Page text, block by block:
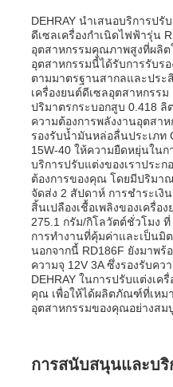
DEHRAY นำเสนอบริการป
ดีเซลเครื่องกำเนิดไฟฟ้ารุ่น
อุตสาหกรรมคุณภาพสูงที่ผลิต
อุตสาหกรรมนี้ได้รับการรับร
ตามมาตรฐานสากลและประ
เครื่องยนต์ดีเซลอุตสาหกรร
ปริมาตรกระบอกสูบ 0.418 ลิ
ความต้องการพลังงานอุตสา
รองรับน้ำมันหล่อลื่นประเภท
15W-40 ให้ความยืดหยุ่นใน
บริการปรับแต่งของเราประก
ต้องการของคุณ โดยมีปริมา
จัดส่ง 2 สัปดาห์ การชำระเงิ
สิ้นเปลืองเชื้อเพลิงของเครื่อ
275.1 กรัม/กิโลวัตต์ชั่วโมง
การทำงานที่คุ้มค่าและเป็นมิ
นอกจากนี้ RD186F ยังมาพร้
ความจุ 12V 3A ซึ่งรองรับคว
DEHRAY ในการปรับแต่งเค
คุณ เพื่อให้ได้ผลิตภัณฑ์ที่เหม
อุตสาหกรรมของคุณอย่างส
การสนับสนุนและบริ